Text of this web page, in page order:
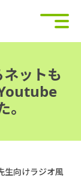
ットも
生向けラジオ風